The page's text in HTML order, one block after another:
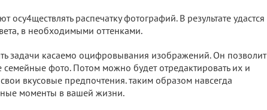
распечатку фотографий. В результате удастся
в необходимыми оттенками.
задачи касаемо оцифровывания изображений. Он позволит
семейные фото. Потом можно будет отредактировать их и
вкусовые предпочтения. таким образом навсегда
моменты в вашей жизни.